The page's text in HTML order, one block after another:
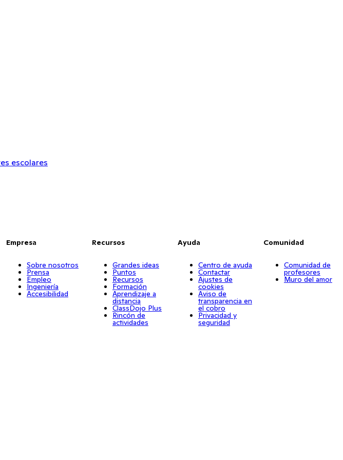
escolares
Empresa
Sobre nosotros
Prensa
Empleo
Ingeniería
Accesibilidad
Recursos
Grandes ideas
Puntos
Recursos
Formación
Aprendizaje a
distancia
ClassDojo Plus
Rincón de
actividades
Ayuda
Centro de ayuda
Contactar
Ajustes de
cookies
Aviso de
transparencia en
el cobro
Privacidad y
seguridad
Comunidad
Comunidad de
profesores
Muro del amor